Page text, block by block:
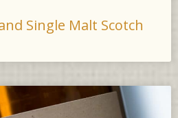
Single Malt Scotch